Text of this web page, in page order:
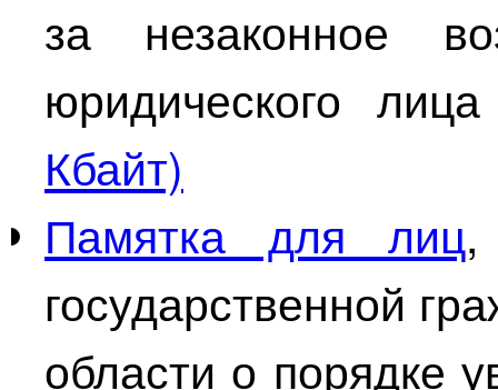
за незаконное
юридического
Кбайт)
Памятка для лиц,
государственной
области о порядке